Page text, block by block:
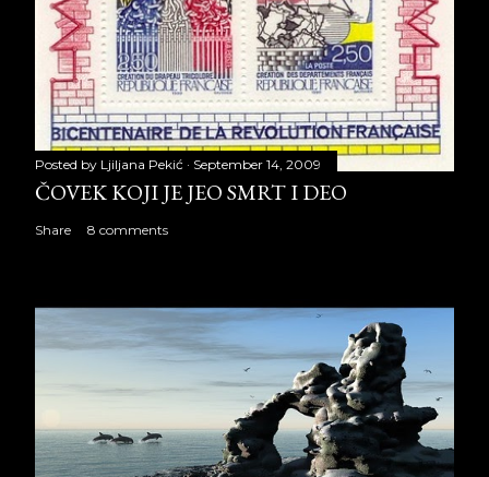
Posted by Ljiljana Pekić September 14, 2009
ČOVEK KOJI JE JEO SMRT I DEO
Share 8 comments